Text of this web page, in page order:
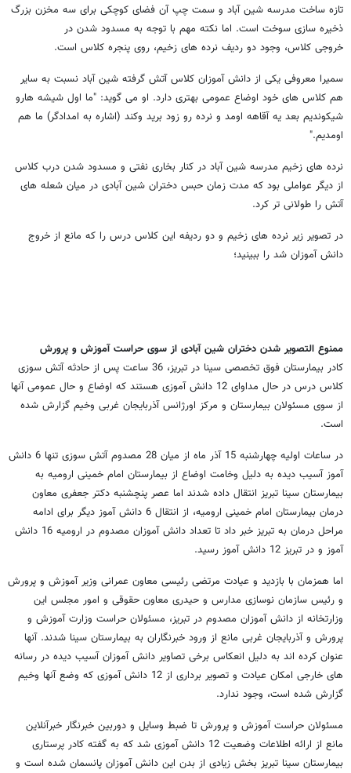
تازه ساخت مدرسه شین آباد و سمت چپ آن فضای کوچکی برای سه مخزن بزرگ
ذخیره سازی سوخت است. اما نکته مهم با توجه به مسدود شدن در
خروجی کلاس، وجود دو ردیف نرده های زخیم، روی پنجره کلاس است.
سمیرا معروفی یکی از دانش آموزان کلاس آتش گرفته شین آباد نسبت به سایر
هم کلاس های خود اوضاع عمومی بهتری دارد. او می گوید: "ما اول شیشه هارو
شیکوندیم بعد یه آقاهه اومد و نرده رو زود برید وکند (اشاره به امدادگر) ما هم
اومدیم."
نرده های زخیم مدرسه شین آباد در کنار بخاری نفتی و مسدود شدن درب کلاس
از دیگر عواملی بود که مدت زمان حبس دختران شین آبادی در میان شعله های
آتش را طولانی تر کرد.
در تصویر زیر نرده های زخیم و دو ردیفه این کلاس درس را که مانع از خروج
دانش آموزان شد را ببینید؛
ممنوع التصویر شدن دختران شین آبادی از سوی حراست آموزش و پرورش
کادر بیمارستان فوق تخصصی سینا در تبریز، 36 ساعت پس از حادثه آتش سوزی
کلاس درس در حال مداوای 12 دانش آموزی هستند که اوضاع و حال عمومی آنها
از سوی مسئولان بیمارستان و مرکز اورژانس آذربایجان غربی وخیم گزارش شده
است.
در ساعات اولیه چهارشنبه 15 آذر ماه از میان 28 مصدوم آتش سوزی تنها 6 دانش
آموز آسیب دیده به دلیل وخامت اوضاع از بیمارستان امام خمینی ارومیه به
بیمارستان سینا تبریز انتقال داده شدند اما عصر پنچشنبه دکتر جعفری معاون
درمان بیمارستان امام خمینی ارومیه، از انتقال 6 دانش آموز دیگر برای ادامه
مراحل درمان به تبریز خبر داد تا تعداد دانش آموزان مصدوم در ارومیه 16 دانش
آموز و در تبریز 12 دانش آموز رسید.
اما همزمان با بازدید و عیادت مرتضی رئیسی معاون عمرانی وزیر آموزش و پرورش
و رئیس سازمان نوسازی مدارس و حیدری معاون حقوقی و امور مجلس این
وزارتخانه از دانش آموزان مصدوم در تبریز، مسئولان حراست وزارت آموزش و
پرورش و آذربایجان غربی مانع از ورود خبرنگاران به بیمارستان سینا شدند. آنها
عنوان کرده اند به دلیل انعکاس برخی تصاویر دانش آموزان آسیب دیده در رسانه
های خارجی امکان عیادت و تصویر برداری از 12 دانش آموزی که وضع آنها وخیم
گزارش شده است، وجود ندارد.
مسئولان حراست آموزش و پرورش تا ضبط وسایل و دوربین خبرنگار خبرآنلاین
مانع از ارائه اطلاعات وضعیت 12 دانش آموزی شد که به گفته کادر پرستاری
بیمارستان سینا تبریز بخش زیادی از بدن این دانش آموزان پانسمان شده است و